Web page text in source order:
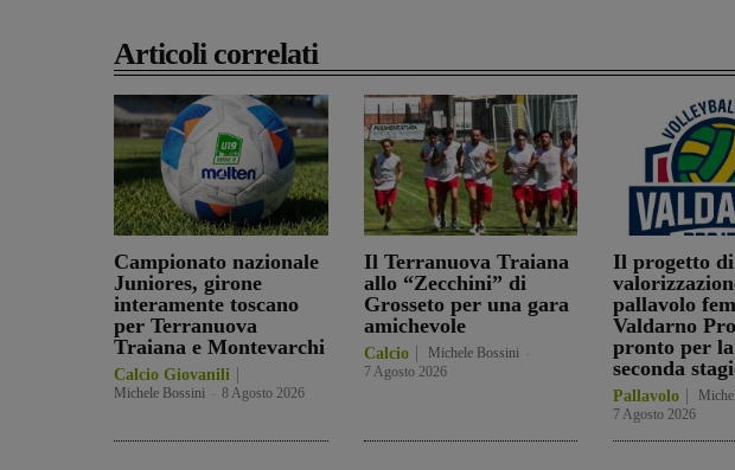
Articoli correlati
Campionato nazionale
Juniores, girone
interamente toscano
per Terranuova
Traiana e Montevarchi
Calcio Giovanili
Michele Bossini 8 Agosto 2026
Il Terranuova Traiana
allo “Zecchini” di
Grosseto per una gara
amichevole
Calcio Michele Bossini
7 Agosto 2026
Il progetto di
pallavolo
Valdarno
pronto per
seconda
Pallavolo
7 Agosto 2026